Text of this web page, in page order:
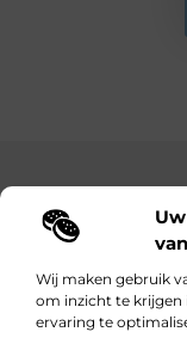
Wij maken gebruik
om inzicht te krijgen
ervaring te
Bekende